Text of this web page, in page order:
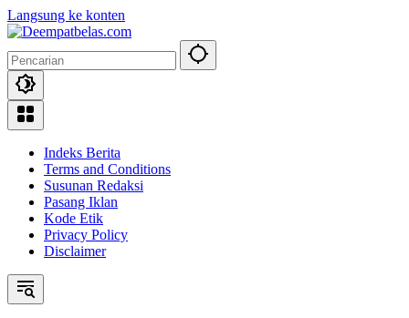
Langsung ke konten
Indeks Berita
Terms and Conditions
Susunan Redaksi
Pasang Iklan
Kode Etik
Privacy Policy
Disclaimer